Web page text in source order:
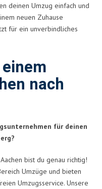
deinen Umzug einfach und
neuen Zuhause
für ein unverbindliches
nach
für deinen
bist du genau richtig!
Umzüge und bieten
Umzugsservice. Unsere